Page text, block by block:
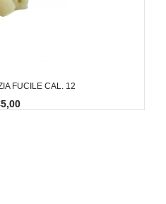
FUCILE CAL. 12